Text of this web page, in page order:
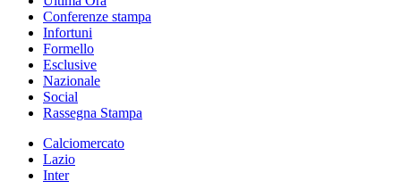
Conferenze stampa
Infortuni
Formello
Esclusive
Nazionale
Social
Rassegna Stampa
Calciomercato
Lazio
Inter